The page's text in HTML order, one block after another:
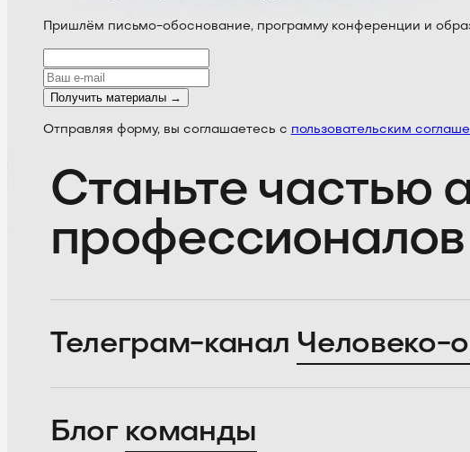
Пришлём письмо-обоснование, программу конференции и
Получить материалы →
Отправляя форму, вы соглашаетесь с пользовательским
Станьте частью
профессионалов
Телеграм-канал Человеко-
Блог команды